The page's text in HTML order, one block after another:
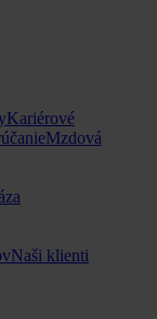
Kariérové
Mzdová
Naši klienti